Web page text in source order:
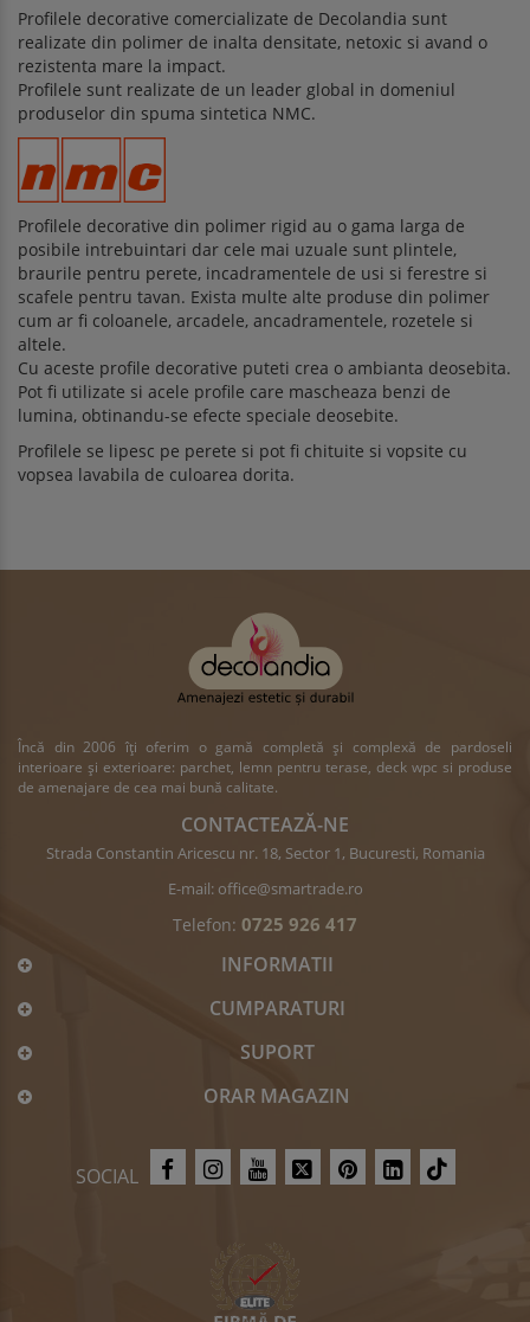
Profilele decorative comercializate de Decolandia sunt
realizate din polimer de inalta densitate, netoxic si avand o
rezistenta mare la impact.
Profilele sunt realizate de un leader global in domeniul
produselor din spuma sintetica NMC.
Profilele decorative din polimer rigid au o gama larga de
posibile intrebuintari dar cele mai uzuale sunt plintele,
braurile pentru perete, incadramentele de usi si ferestre si
scafele pentru tavan. Exista multe alte produse din polimer
cum ar fi coloanele, arcadele, ancadramentele, rozetele si
altele.
Cu aceste profile decorative puteti crea o ambianta deosebita.
Pot fi utilizate si acele profile care mascheaza benzi de
lumina, obtinandu-se efecte speciale deosebite.
Profilele se lipesc pe perete si pot fi chituite si vopsite cu
vopsea lavabila de culoarea dorita.
Încă din 2006 îți oferim o gamă completă și complexă de pardoseli
interioare și exterioare: parchet, lemn pentru terase, deck wpc si produse
de amenajare de cea mai bună calitate.
CONTACTEAZĂ-NE
Strada Constantin Aricescu nr. 18, Sector 1, Bucuresti, Romania
E-mail: office@smartrade.ro
Telefon: 0725 926 417
INFORMATII
CUMPARATURI
SUPORT
ORAR MAGAZIN
SOCIAL